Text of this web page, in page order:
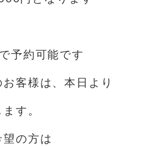
予約可能です
客様は、本日より
す。
の方は